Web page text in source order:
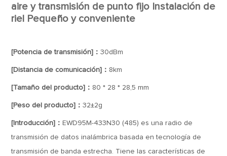
aire y transmisión de punto fijo Instalación de
riel Pequeño y conveniente
[Potencia de transmisión]：30dBm
[Distancia de comunicación]： 8km
[Tamaño del producto]： 80 * 28 * 28,5 mm
[Peso del producto]：32±2g
[Introducción]： EWD95M-433N30 (485) es una radio de
transmisión de datos inalámbrica basada en tecnología de
transmisión de banda estrecha. Tiene las características de